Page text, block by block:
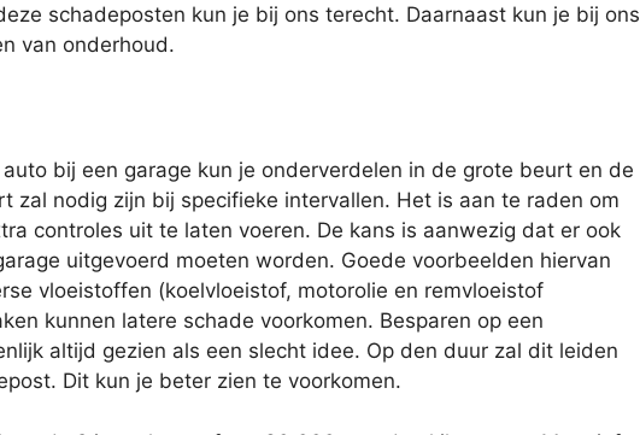
schadeposten kun je bij ons terecht. Daarnaast kun je bij ons
van onderhoud.
bij een garage kun je onderverdelen in de grote beurt en de
zal nodig zijn bij specifieke intervallen. Het is aan te raden om
controles uit te laten voeren. De kans is aanwezig dat er ook
uitgevoerd moeten worden. Goede voorbeelden hiervan
vloeistoffen (koelvloeistof, motorolie en remvloeistof
kunnen latere schade voorkomen. Besparen op een
altijd gezien als een slecht idee. Op den duur zal dit leiden
Dit kun je beter zien te voorkomen.